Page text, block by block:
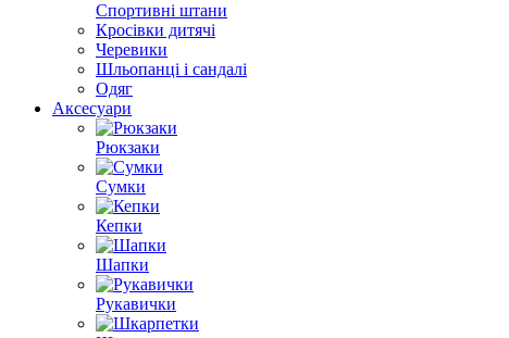
Спортивні штани
Кросівки дитячі
Черевики
Шльопанці і сандалі
Одяг
Аксесуари
Рюкзаки
Сумки
Кепки
Шапки
Рукавички